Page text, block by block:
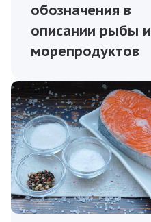
обозначения в
описании рыбы и
морепродуктов